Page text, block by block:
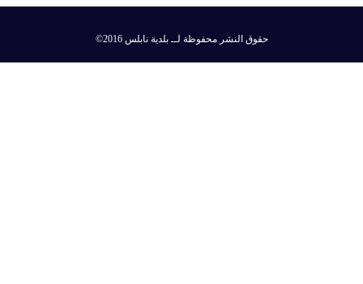
©2016 حقوق النشر محفوظة لــ بلدية نابلس